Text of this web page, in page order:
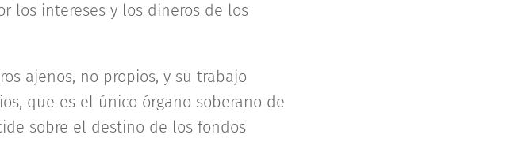
los intereses y los dineros de los
ajenos, no propios, y su trabajo
que es el único órgano soberano de
sobre el destino de los fondos